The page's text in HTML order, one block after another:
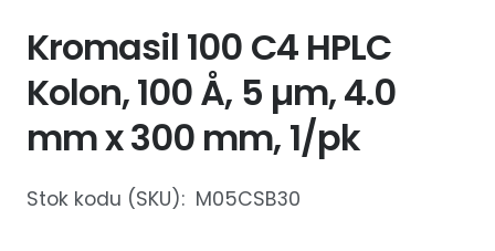
Kromasil 100 C4 HPLC
Kolon, 100 Å, 5 µm, 4.0
mm x 300 mm, 1/pk
Stok kodu (SKU): M05CSB30